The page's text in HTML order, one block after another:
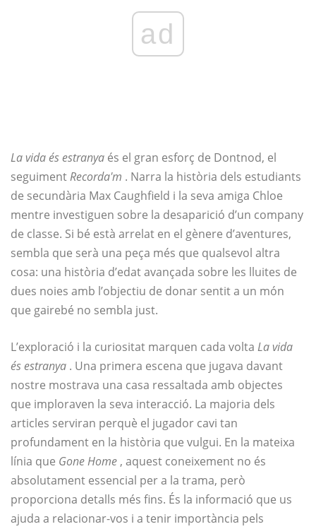
ad
La vida és estranya és el gran esforç de Dontnod, el
seguimentRecorda'm . Narra la història dels estudiants
de secundària Max Caughfield i la seva amiga Chloe
mentre investiguen sobre la desaparició d’un company
de classe. Si bé està arrelat en el gènere d’aventures,
sembla que serà una peça més que qualsevol altra
cosa: una història d’edat avançada sobre les lluites de
dues noies amb l’objectiu de donar sentit a un món
que gairebé no sembla just.
L’exploració i la curiositat marquen cada volta La vida
és estranya . Una primera escena que jugava davant
nostre mostrava una casa ressaltada amb objectes
que imploraven la seva interacció. La majoria dels
articles serviran perquè el jugador cavi tan
profundament en la història que vulgui. En la mateixa
línia que Gone Home , aquest coneixement no és
absolutament essencial per a la trama, però
proporciona detalls més fins. És la informació que us
ajuda a relacionar-vos i a tenir importància pels